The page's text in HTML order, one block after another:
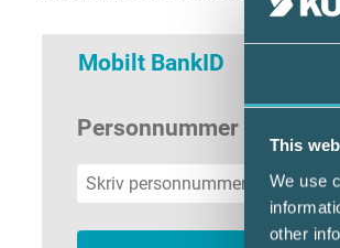
This
We use
other
Mobilt BankID
Personnummer